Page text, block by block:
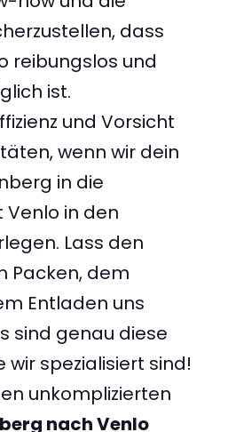
dass
reibungslos und
ist.
und Vorsicht
wenn wir dein
in die
in den
Lass den
Packen, dem
Entladen uns
sind genau diese
wir spezialisiert sind!
unkomplizierten
nach Venlo